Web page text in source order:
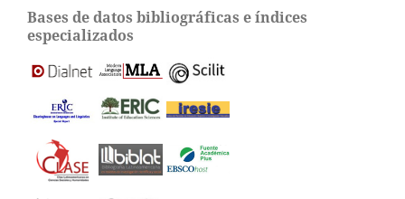
Bases de datos bibliográficas e índices
especializados